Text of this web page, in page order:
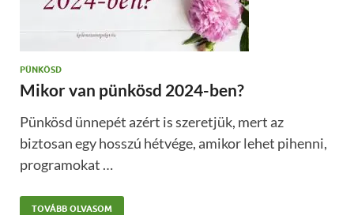
PÜNKÖSD
Mikor van pünkösd 2024-ben?
Pünkösd ünnepét azért is szeretjük, mert az
biztosan egy hosszú hétvége, amikor lehet pihenni,
programokat …
TOVÁBB OLVASOM